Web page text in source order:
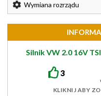
Wymiana rozrządu
Silnik VW 2.0 16V
3
KLIKNIJ ABY